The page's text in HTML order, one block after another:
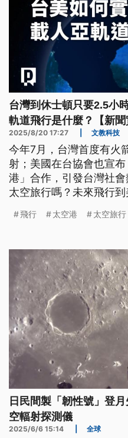
台灣到休士頓只要2.5小
軌道飛行是什麼？【新聞
2025/8/20 17:27 文教科技
今年7月，台灣首度有火
射；美國在台協會也宣
港」合作，引發台灣社
太空旅行嗎？未來飛行
飛行 太空港 太空旅行
日民間製「韌性號」登
空輻射探測儀
2025/6/6 15:14 全球